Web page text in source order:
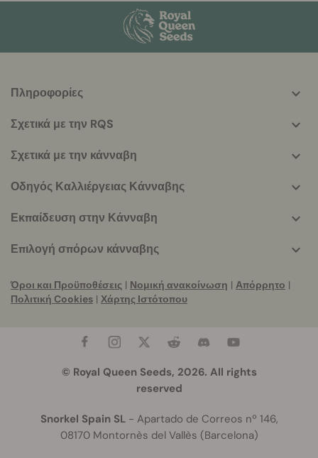
More
info
Πληροφορίες
Σχετικά με την RQS
Σχετικά με την κάνναβη
Οδηγός Καλλιέργειας Κάνναβης
Εκπαίδευση στην Κάνναβη
Επιλογή σπόρων κάνναβης
Όροι και Προϋποθέσεις | Νομική ανακοίνωση | Απόρρητο |
Πολιτική Cookies | Χάρτης Ιστότοπου
© Royal Queen Seeds, 2026. All rights
reserved
Snorkel Spain SL- Apartado de Correos nº 146,
08170 Montornès del Vallès (Barcelona)